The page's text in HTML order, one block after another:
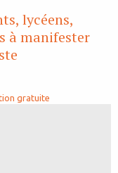
lycéens,
à manifester
gratuite